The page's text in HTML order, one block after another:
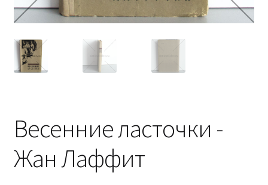
Весенние ласточки -
Жан Лаффит